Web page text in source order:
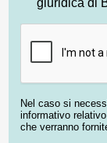
giuridica di
Nel caso si
informativo
che verranno